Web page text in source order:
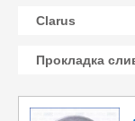
Clarus
Прокладка